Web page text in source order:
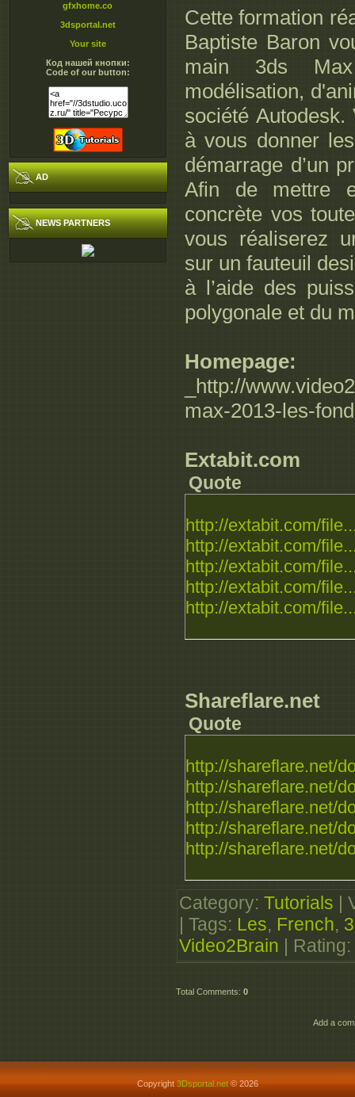
gfxhome.co
3dsportal.net
Your site
Код нашей кнопки:
Code of our button:
AD
NEWS PARTNERS
Cette formation
Baptiste Baron
main 3ds
modélisation,
société Autodesk.
à vous donner
démarrage d’un
Afin de mettre
concrète vos
vous réaliserez
sur un fauteuil
à l’aide des
polygonale et du
Homepage:
_http://
max-2013-les-
Extabit.com
Quote
http://extabit.com/
http://extabit.com/
http://extabit.com/
http://extabit.com/
http://extabit.com/
Shareflare.net
Quote
http://shareflare.net/
http://shareflare.net/
http://shareflare.net/
http://shareflare.net/
http://shareflare.net/
Category: Tutorials
Tags: Les, French,
Video2Brain
Rating:
Total Comments: 0
Add a
Copyright3Dsportal.net © 2026